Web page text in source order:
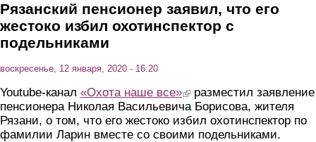
Рязанский пенсионер заявил, что его
жестоко избил охотинспектор с
подельниками
воскресенье, 12 января, 2020 - 16:20
Youtube-канал «Охота наше все»(link is external)
разместил заявление
пенсионера Николая Васильевича Борисова, жителя
Рязани, о том, что его жестоко избил охотинспектор по
фамилии Ларин вместе со своими подельниками.